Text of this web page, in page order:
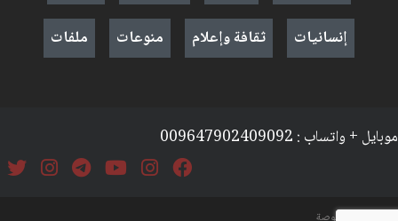
إنسانيات
ثقافة وإعلام منوعات ملفات
موبايل + واتساب : 009647902409092
السياسة والخصوصة